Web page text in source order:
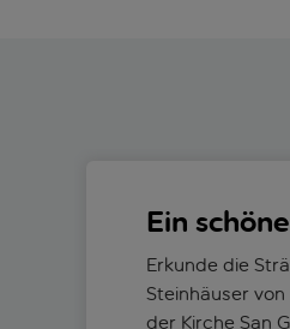
Ein
Erkunde die
Steinhäuser
der Kirche San